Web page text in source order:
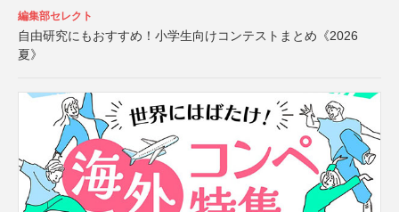
編集部セレクト
自由研究にもおすすめ！小学生向けコンテストまとめ《2026
夏》